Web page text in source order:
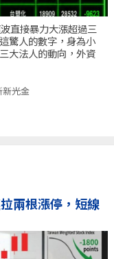
直接暴力大漲超過三
驚人的數字，身為小
大法人的動向，外資
新光金
兩根漲停，短線